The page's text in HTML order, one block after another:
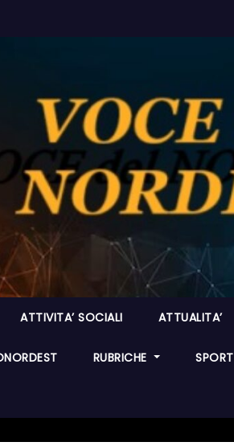
ATTIVITA’ SOCIALI ATTUALITA’
RUBRICHE SPORT